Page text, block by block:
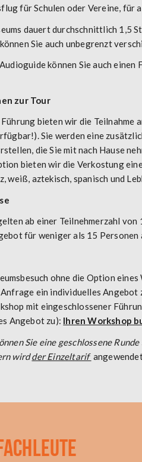
für Schulen oder Vereine, für
dauert durchschnittlich
Sie auch unbegrenzt
können Sie auch
zur Tour
bieten wir die
Sie werden eine
die Sie mit nach Hause
bieten wir die Verkostung
weiß, aztekisch, spanisch und
ab einer Teilnehmerzahl
für weniger als 15
ohne die Option
ein individuelles Angebot
mit eingeschlossener
Angebot zu): Ihren Workshop
Sie eine geschlossene
wirdder Einzeltarif